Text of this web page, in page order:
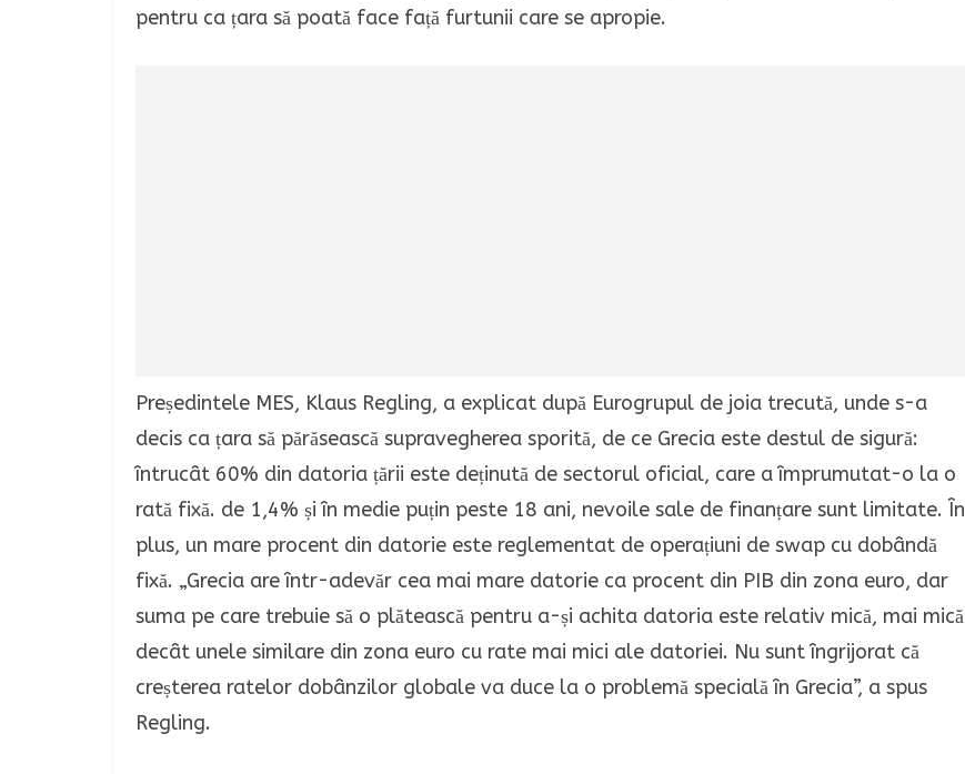
pentru ca țara să poată face față furtunii care se apropie.
Președintele MES, Klaus Regling, a explicat după Eurogrupul de joia trecută, unde s-a
decis ca țara să părăsească supravegherea sporită, de ce Grecia este destul de sigură:
întrucât 60% din datoria țării este deținută de sectorul oficial, care a împrumutat-o ​​la o
rată fixă. de 1,4% și în medie puțin peste 18 ani, nevoile sale de finanțare sunt limitate. În
plus, un mare procent din datorie este reglementat de operațiuni de swap cu dobândă
fixă. „Grecia are într-adevăr cea mai mare datorie ca procent din PIB din zona euro, dar
suma pe care trebuie să o plătească pentru a-și achita datoria este relativ mică, mai mică
decât unele similare din zona euro cu rate mai mici ale datoriei. Nu sunt îngrijorat că
creșterea ratelor dobânzilor globale va duce la o problemă specială în Grecia”, a spus
Regling.